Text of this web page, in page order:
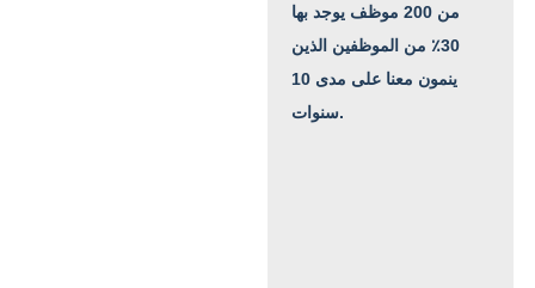
من 200 موظف يوجد بها
30٪ من الموظفين الذين
ينمون معنا على مدى 10
سنوات.